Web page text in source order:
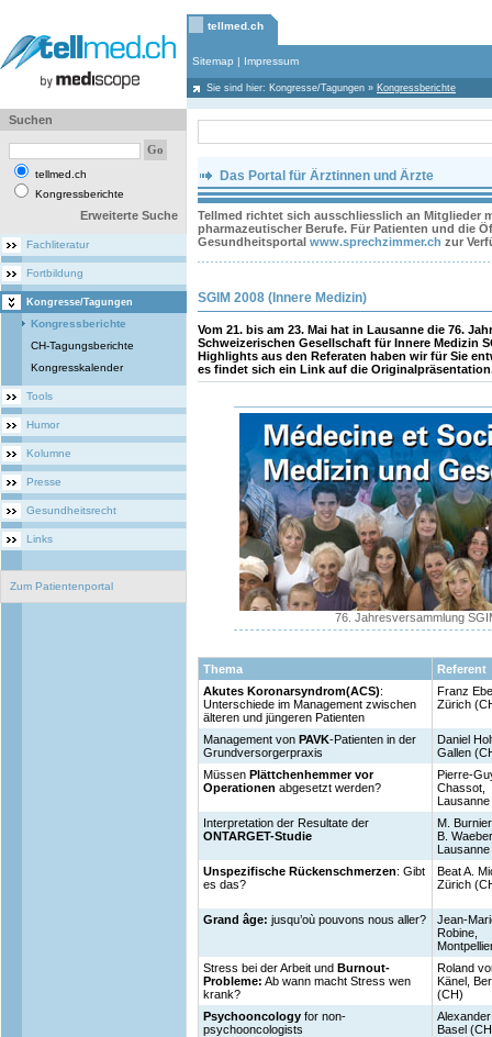
tellmed.ch
Sitemap | Impressum
Sie sind hier: Kongresse/Tagungen » Kongressberichte
Suchen
tellmed.ch
Kongressberichte
Erweiterte Suche
Fachliteratur
Fortbildung
Kongresse/Tagungen
Kongressberichte
CH-Tagungsberichte
Kongresskalender
Tools
Humor
Kolumne
Presse
Gesundheitsrecht
Links
Zum Patientenportal
Das Portal für Ärztinnen und Ärzte
Tellmed richtet sich ausschliesslich an Mitglieder
pharmazeutischer Berufe. Für Patienten und die
Gesundheitsportal www.sprechzimmer.ch zur
SGIM 2008 (Innere Medizin)
Vom 21. bis am 23. Mai hat in Lausanne die 76.
Schweizerischen Gesellschaft für Innere Medizin
Highlights aus den Referaten haben wir für Sie
es findet sich ein Link auf die
76. Jahresversammlung
Thema
Referent
Akutes Koronarsyndrom(ACS):
Unterschiede im Management zwischen
älteren und jüngeren Patienten
Franz
Zürich
Management von PAVK-Patienten in der
Grundversorgerpraxis
Daniel
Gallen
Müssen Plättchenhemmer vor
Operationen abgesetzt werden?
Pierre-
Chassot,
Interpretation der Resultate der
ONTARGET-Studie
M.
B.
Unspezifische Rückenschmerzen: Gibt
es das?
Beat A.
Zürich
Grand âge: jusqu’où pouvons nous aller?
Jean-
Robine,
Stress bei der Arbeit und Burnout-
Probleme: Ab wann macht Stress wen
krank?
Roland
Känel,
(CH)
Psychooncology for non-
psychooncologists
Basel